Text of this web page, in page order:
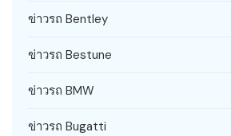
ข่าวรถ Bentley
ข่าวรถ Bestune
ข่าวรถ BMW
ข่าวรถ Bugatti